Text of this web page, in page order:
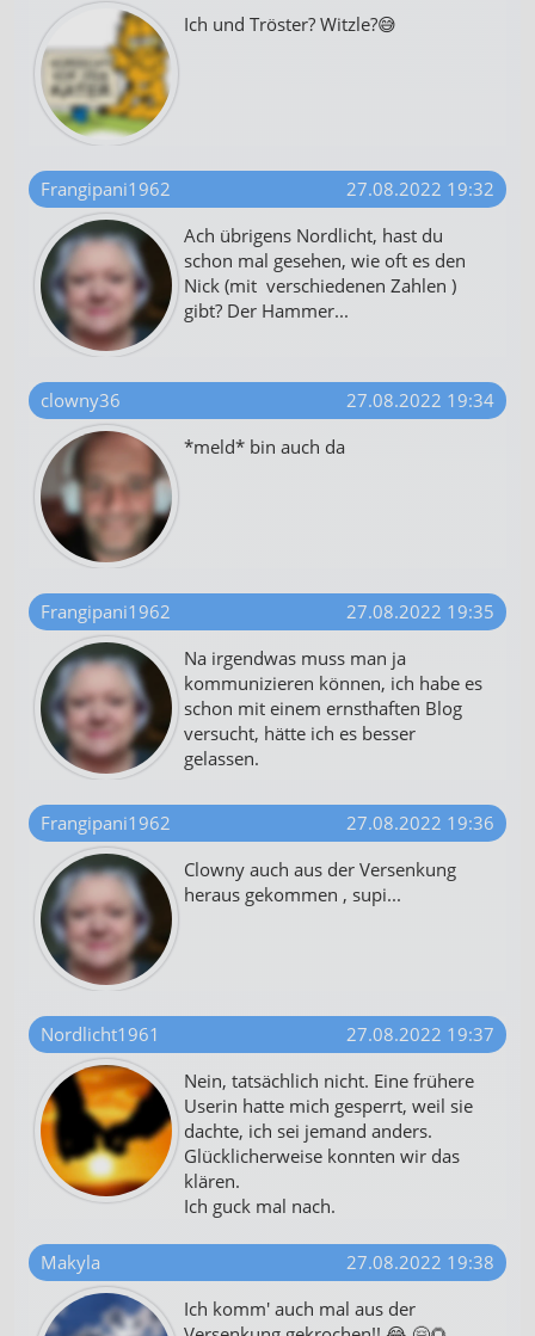
Ich und Tröster? Witzle?😅
Frangipani1962
27.08.2022 19:32
Ach übrigens Nordlicht, hast du
schon mal gesehen, wie oft es den
Nick (mit verschiedenen Zahlen )
gibt? Der Hammer...
clowny36
27.08.2022 19:34
*meld* bin auch da
Frangipani1962
27.08.2022 19:35
Na irgendwas muss man ja
kommunizieren können, ich habe es
schon mit einem ernsthaften Blog
versucht, hätte ich es besser
gelassen.
Frangipani1962
27.08.2022 19:36
Clowny auch aus der Versenkung
heraus gekommen , supi...
Nordlicht1961
27.08.2022 19:37
Nein, tatsächlich nicht. Eine frühere
Userin hatte mich gesperrt, weil sie
dachte, ich sei jemand anders.
Glücklicherweise konnten wir das
klären.
Ich guck mal nach.
Makyla
27.08.2022 19:38
Ich komm' auch mal aus der